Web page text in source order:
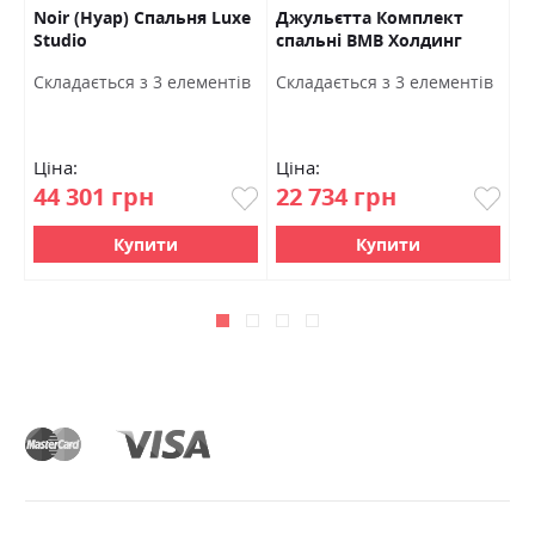
Noir (Нуар) Спальня Luxe
Studio
Cкладається з 3 елементів
Ціна:
44 301 грн
Купити
Джульєтта Комплект
спальні ВМВ Холдинг
Cкладається з 3 елементів
Ціна:
22 734 грн
Купити